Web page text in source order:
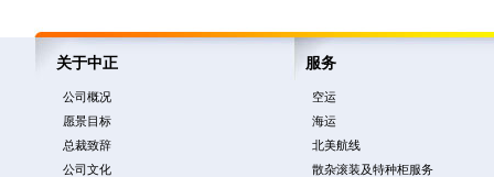
关于中正
公司概况
愿景目标
总裁致辞
公司文化
服务
空运
海运
北美航线
散杂滚装及特种柜服务